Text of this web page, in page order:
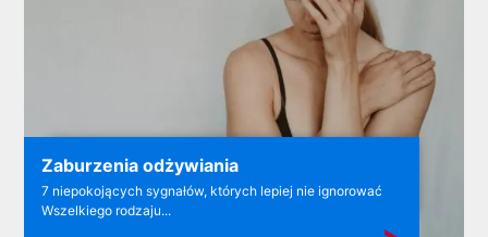
Zaburzenia odżywiania
7 niepokojących sygnałów, których lepiej nie ignorować
Wszelkiego rodzaju...